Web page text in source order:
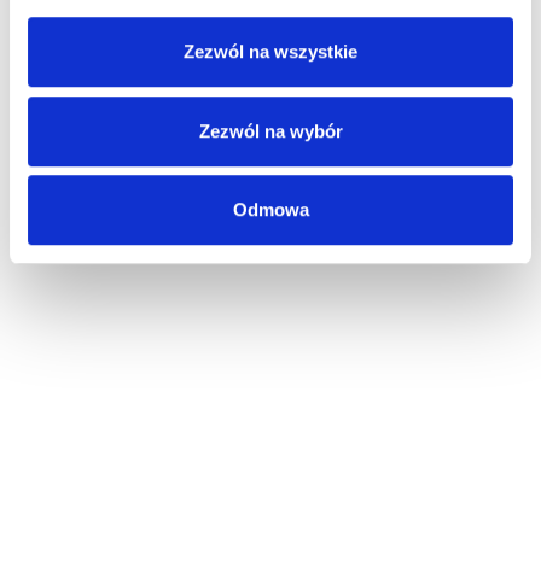
Zezwól na wszystkie
Zezwól na wybór
Odmowa